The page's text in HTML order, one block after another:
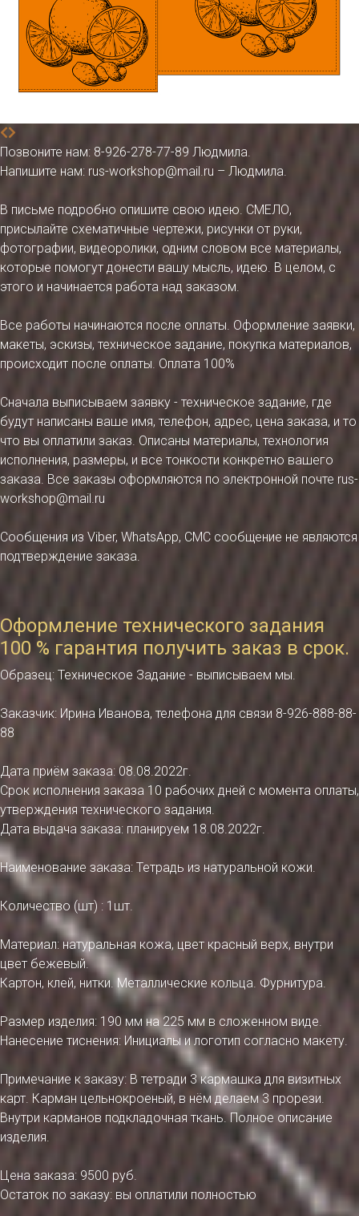
Позвоните нам: 8-926-278-77-89 Людмила.
Напишите нам: rus-workshop@mail.ru – Людмила.
В письме подробно опишите свою идею. СМЕЛО,
присылайте схематичные чертежи, рисунки от руки,
фотографии, видеоролики, одним словом все материалы,
которые помогут донести вашу мысль, идею. В целом, с
этого и начинается работа над заказом.
Все работы начинаются после оплаты. Оформление заявки,
макеты, эскизы, техническое задание, покупка материалов,
происходит после оплаты. Оплата 100%
Сначала выписываем заявку - техническое задание, где
будут написаны ваше имя, телефон, адрес, цена заказа, и то
что вы оплатили заказ. Описаны материалы, технология
исполнения, размеры, и все тонкости конкретно вашего
заказа. Все заказы оформляются по электронной почте rus-
workshop@mail.ru
Сообщения из Viber, WhatsApp, СМС сообщение не являются
подтверждение заказа.
Оформление технического задания
100 % гарантия получить заказ в срок.
Образец: Техническое Задание - выписываем мы.
Заказчик: Ирина Иванова, телефона для связи 8-926-888-88-
88
Дата приём заказа: 08.08.2022г.
Срок исполнения заказа 10 рабочих дней с момента оплаты,
утверждения технического задания.
Дата выдача заказа: планируем 18.08.2022г.
Наименование заказа: Тетрадь из натуральной кожи.
Количество (шт) : 1шт.
Материал: натуральная кожа, цвет красный верх, внутри
цвет бежевый.
Картон, клей, нитки. Металлические кольца. Фурнитура.
Размер изделия: 190 мм на 225 мм в сложенном виде.
Нанесение тиснения: Инициалы и логотип согласно макету.
Примечание к заказу: В тетради 3 кармашка для визитных
карт. Карман цельнокроеный, в нём делаем 3 прорези.
Внутри карманов подкладочная ткань. Полное описание
изделия.
Цена заказа: 9500 руб.
Остаток по заказу: вы оплатили полностью